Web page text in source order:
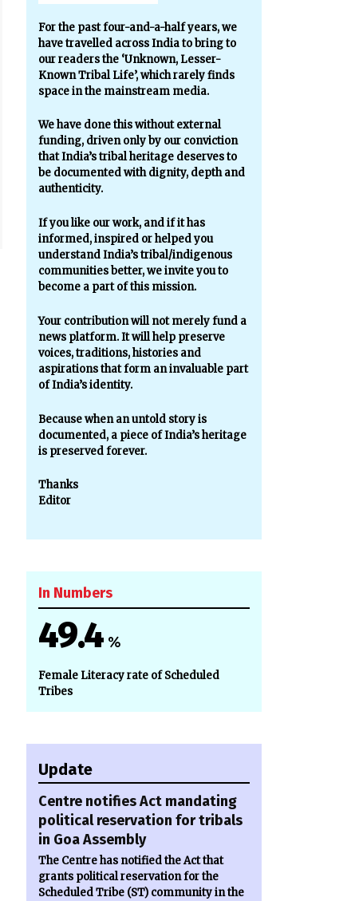
For the past four-and-a-half years, we
have travelled across India to bring to
our readers the ‘Unknown, Lesser-
Known Tribal Life’, which rarely finds
space in the mainstream media.
We have done this without external
funding, driven only by our conviction
that India’s tribal heritage deserves to
be documented with dignity, depth and
authenticity.
If you like our work, and if it has
informed, inspired or helped you
understand India’s tribal/indigenous
communities better, we invite you to
become a part of this mission.
Your contribution will not merely fund a
news platform. It will help preserve
voices, traditions, histories and
aspirations that form an invaluable part
of India’s identity.
Because when an untold story is
documented, a piece of India’s heritage
is preserved forever.
Thanks
Editor
In Numbers
49.4%
Female Literacy rate of Scheduled
Tribes
Update
Centre notifies Act mandating
political reservation for tribals
in Goa Assembly
The Centre has notified the Act that
grants political reservation for the
Scheduled Tribe (ST) community in the